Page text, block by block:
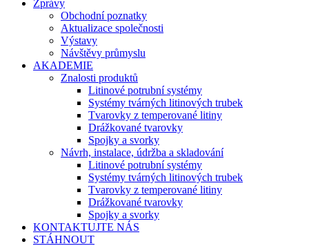
Zprávy
Obchodní poznatky
Aktualizace společnosti
Výstavy
Návštěvy průmyslu
AKADEMIE
Znalosti produktů
Litinové potrubní systémy
Systémy tvárných litinových trubek
Tvarovky z temperované litiny
Drážkované tvarovky
Spojky a svorky
Návrh, instalace, údržba a skladování
Litinové potrubní systémy
Systémy tvárných litinových trubek
Tvarovky z temperované litiny
Drážkované tvarovky
Spojky a svorky
KONTAKTUJTE NÁS
STÁHNOUT